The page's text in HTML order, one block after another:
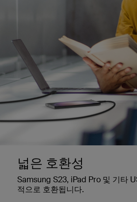
넓은 호환성
Samsung S23, iPad Pro 및 기타
적으로 호환됩니다.